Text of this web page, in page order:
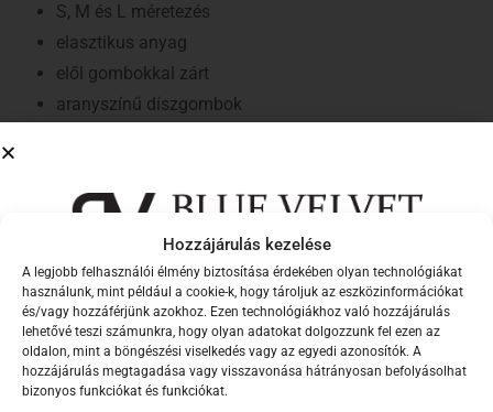
Hozzájárulás kezelése
A legjobb felhasználói élmény biztosítása érdekében olyan technológiákat
használunk, mint például a cookie-k, hogy tároljuk az eszközinformációkat
és/vagy hozzáférjünk azokhoz. Ezen technológiákhoz való hozzájárulás
lehetővé teszi számunkra, hogy olyan adatokat dolgozzunk fel ezen az
oldalon, mint a böngészési viselkedés vagy az egyedi azonosítók. A
hozzájárulás megtagadása vagy visszavonása hátrányosan befolyásolhat
bizonyos funkciókat és funkciókat.
S, M és L méretezés
elasztikus anyag
elől gombokkal zárt
aranyszínű díszgombok
ujjatlan
anyagával megegyező megkötő a ruha része
két rejtett oldalzseb
fodros szoknyarész
normál hossz
alacsony hőfokon mosható
Iratkozz fel hírlevelünkre,
hogy elsők között értesülj új
kollekcióinkról!
Email